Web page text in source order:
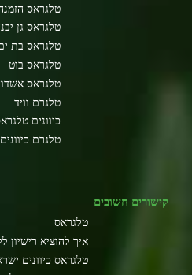
טלגראס
טלגראס גן
טלגראס בת
טלגראס בוט
טלגראס
טלגרם וויד
כיוונים
טלגרם כיוונים
קישורים חשובים
טלגראס
איך להוציא רישיון
טלגראס כיוונים